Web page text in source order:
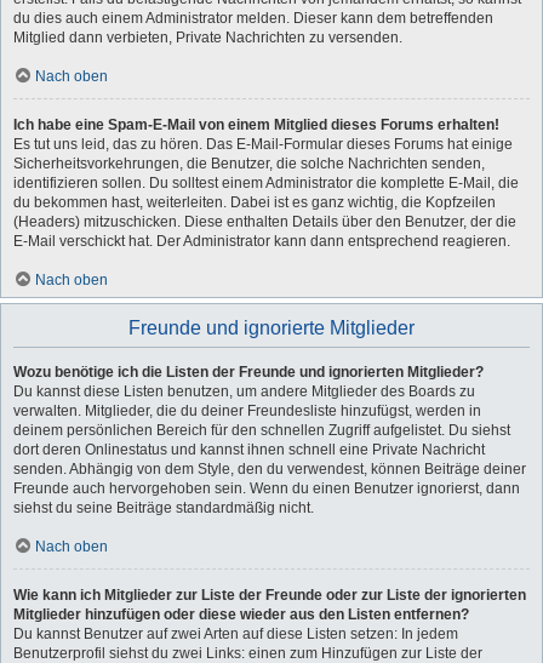
du dies auch einem Administrator melden. Dieser kann dem betreffenden
Mitglied dann verbieten, Private Nachrichten zu versenden.
Nach oben
Ich habe eine Spam-E-Mail von einem Mitglied dieses Forums erhalten!
Es tut uns leid, das zu hören. Das E-Mail-Formular dieses Forums hat einige
Sicherheitsvorkehrungen, die Benutzer, die solche Nachrichten senden,
identifizieren sollen. Du solltest einem Administrator die komplette E-Mail, die
du bekommen hast, weiterleiten. Dabei ist es ganz wichtig, die Kopfzeilen
(Headers) mitzuschicken. Diese enthalten Details über den Benutzer, der die
E-Mail verschickt hat. Der Administrator kann dann entsprechend reagieren.
Nach oben
Freunde und ignorierte Mitglieder
Wozu benötige ich die Listen der Freunde und ignorierten Mitglieder?
Du kannst diese Listen benutzen, um andere Mitglieder des Boards zu
verwalten. Mitglieder, die du deiner Freundesliste hinzufügst, werden in
deinem persönlichen Bereich für den schnellen Zugriff aufgelistet. Du siehst
dort deren Onlinestatus und kannst ihnen schnell eine Private Nachricht
senden. Abhängig von dem Style, den du verwendest, können Beiträge deiner
Freunde auch hervorgehoben sein. Wenn du einen Benutzer ignorierst, dann
siehst du seine Beiträge standardmäßig nicht.
Nach oben
Wie kann ich Mitglieder zur Liste der Freunde oder zur Liste der ignorierten
Mitglieder hinzufügen oder diese wieder aus den Listen entfernen?
Du kannst Benutzer auf zwei Arten auf diese Listen setzen: In jedem
Benutzerprofil siehst du zwei Links: einen zum Hinzufügen zur Liste der